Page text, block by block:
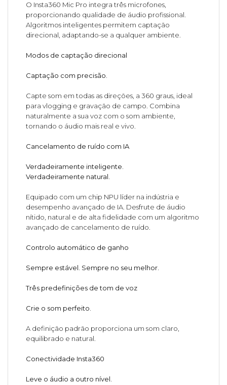
O Insta360 Mic Pro integra três microfones,
proporcionando qualidade de áudio profissional.
Algoritmos inteligentes permitem captação
direcional, adaptando-se a qualquer ambiente.
Modos de captação direcional
Captação com precisão.
Capte som em todas as direções, a 360 graus, ideal
para vlogging e gravação de campo. Combina
naturalmente a sua voz com o som ambiente,
tornando o áudio mais real e vivo.
Cancelamento de ruído com IA
Verdadeiramente inteligente.
Verdadeiramente natural.
Equipado com um chip NPU líder na indústria e
desempenho avançado de IA. Desfrute de áudio
nítido, natural e de alta fidelidade com um algoritmo
avançado de cancelamento de ruído.
Controlo automático de ganho
Sempre estável. Sempre no seu melhor.
Três predefinições de tom de voz
Crie o som perfeito.
A definição padrão proporciona um som claro,
equilibrado e natural.
Conectividade Insta360
Leve o áudio a outro nível.